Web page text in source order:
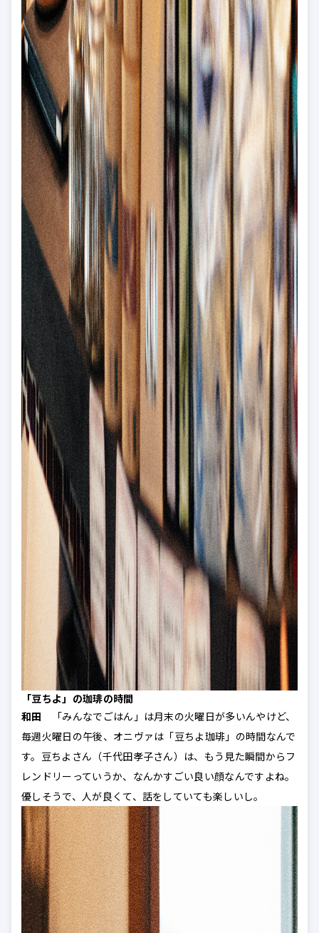
「豆ちよ」の珈琲の時間
和田 「みんなでごはん」は月末の火曜日が多いんやけど、
毎週火曜日の午後、オニヴァは「豆ちよ珈琲」の時間なんで
す。豆ちよさん（千代田孝子さん）は、もう見た瞬間からフ
レンドリーっていうか、なんかすごい良い顔なんですよね。
優しそうで、人が良くて、話をしていても楽しいし。